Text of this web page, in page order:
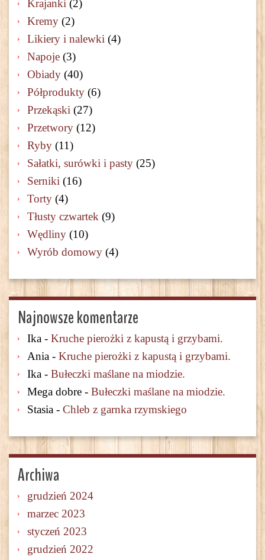
Krajanki (2)
Kremy (2)
Likiery i nalewki (4)
Napoje (3)
Obiady (40)
Półprodukty (6)
Przekąski (27)
Przetwory (12)
Ryby (11)
Sałatki, surówki i pasty (25)
Serniki (16)
Torty (4)
Tłusty czwartek (9)
Wędliny (10)
Wyrób domowy (4)
Najnowsze komentarze
Ika - Kruche pierożki z kapustą i grzybami.
Ania - Kruche pierożki z kapustą i grzybami.
Ika - Bułeczki maślane na miodzie.
Mega dobre - Bułeczki maślane na miodzie.
Stasia - Chleb z garnka rzymskiego
Archiwa
grudzień 2024
marzec 2023
styczeń 2023
grudzień 2022